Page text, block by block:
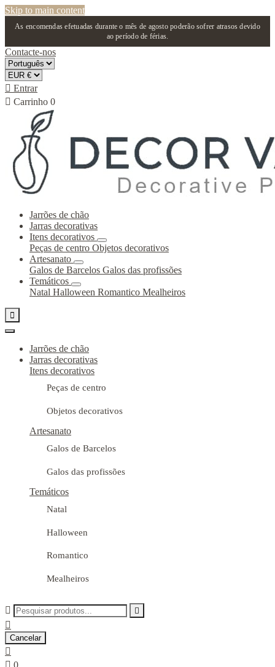
Skip to main content
As encomendas efetuadas durante o mês de agosto poderão sofrer atrasos devido
ao período de férias.
Contacte-nos
 Entrar
 Carrinho 0
Jarrões de chão
Jarras decorativas
Itens decorativos
Peças de centro Objetos decorativos
Artesanato
Galos de Barcelos Galos das profissões
Temáticos
Natal Halloween Romantico Mealheiros

Jarrões de chão
Jarras decorativas
Itens decorativos
Peças de centro
Objetos decorativos
Artesanato
Galos de Barcelos
Galos das profissões
Temáticos
Natal
Halloween
Romantico
Mealheiros
 

Cancelar
